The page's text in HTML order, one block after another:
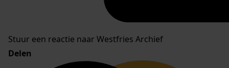
Stuur een reactie naar Westfries Archief
Delen